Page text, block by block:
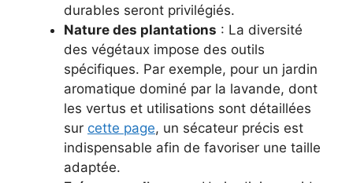
durables seront privilégiés.
Nature des plantations : La diversité
des végétaux impose des outils
spécifiques. Par exemple, pour un jardin
aromatique dominé par la lavande, dont
les vertus et utilisations sont détaillées
sur cette page, un sécateur précis est
indispensable afin de favoriser une taille
adaptée.